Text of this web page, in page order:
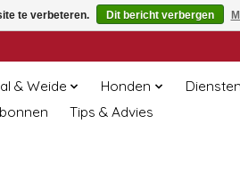
& Weide Honden Diensten
Tips & Advies
te verbeteren. Dit bericht verbergen